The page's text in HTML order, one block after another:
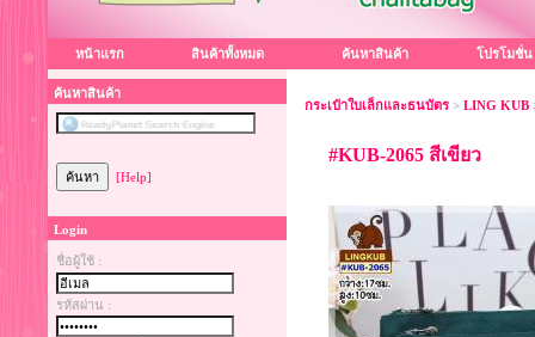
หน้าแรก สินค้าทั้งหมด ค้นหาสินค้า โปรโมชั่น
ค้นหาสินค้า
[Help]
Login
ชื่อผู้ใช้ :
รหัสผ่าน :
กระเป๋าใบเล็กและธนบัตร > LING KUB
#KUB-2065 สีเขียว